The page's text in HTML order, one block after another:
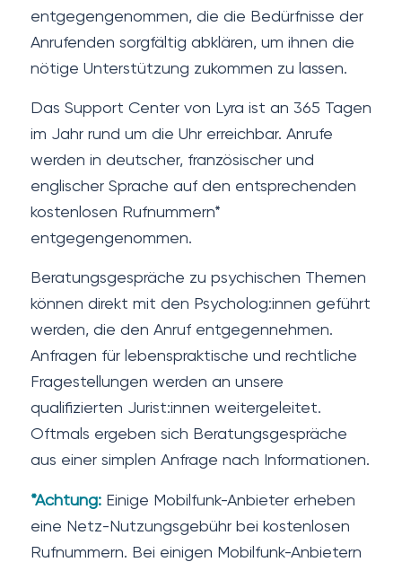
entgegengenommen, die die Bedürfnisse der
Anrufenden sorgfältig abklären, um ihnen die
nötige Unterstützung zukommen zu lassen.
Das Support Center von Lyra ist an 365 Tagen
im Jahr rund um die Uhr erreichbar. Anrufe
werden in deutscher, französischer und
englischer Sprache auf den entsprechenden
kostenlosen Rufnummern*
entgegengenommen.
Beratungsgespräche zu psychischen Themen
können direkt mit den Psycholog:innen geführt
werden, die den Anruf entgegennehmen.
Anfragen für lebenspraktische und rechtliche
Fragestellungen werden an unsere
qualifizierten Jurist:innen weitergeleitet.
Oftmals ergeben sich Beratungsgespräche
aus einer simplen Anfrage nach Informationen.
*Achtung: Einige Mobilfunk-Anbieter erheben
eine Netz-Nutzungsgebühr bei kostenlosen
Rufnummern. Bei einigen Mobilfunk-Anbietern